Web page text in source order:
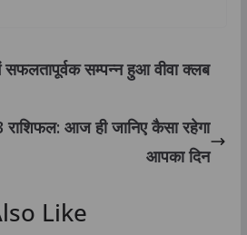
सफलतापूर्वक सम्पन्न हुआ वीवा क्लब
आज ही जानिए कैसा रहेगा
आपका दिन
Like